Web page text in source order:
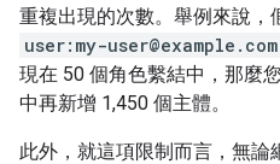
重複出現的次數。舉例來說，
user:my-user@example.com
現在 50 個角色繫結中，那麼
中再新增 1,450 個主體。
此外，就這項限制而言，無論